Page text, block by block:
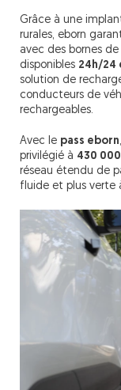
Grâce à une
rurales, eborn
avec des bornes
disponibles 24h/24
solution de
conducteurs de
rechargeables.
Avec le pass eborn
privilégié à 430
réseau étendu de
fluide et plus verte